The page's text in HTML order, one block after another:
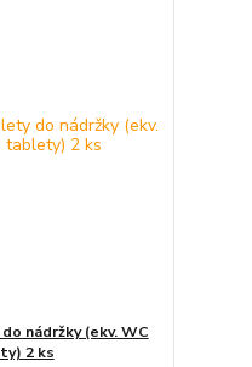
nádržky (ekv. WC
2 ks